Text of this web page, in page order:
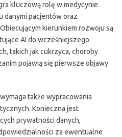
kluczową rolę w medycynie
danymi pacjentów oraz
kierunkiem rozwoju są
AI do wcześniejszego
takich jak cukrzyca, choroby
pojawią się pierwsze objawy
także wypracowania
Konieczna jest
prywatności danych,
za ewentualne